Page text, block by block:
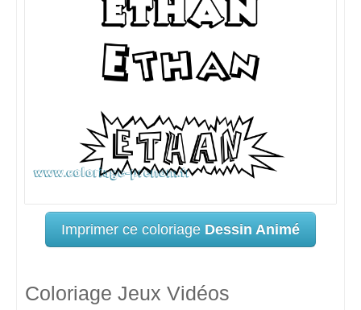
Imprimer ce coloriage Dessin Animé
Coloriage Jeux Vidéos